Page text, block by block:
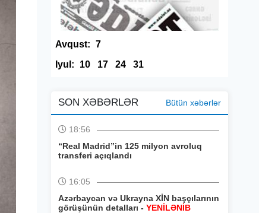
Avqust: 7
Iyul:
10 17 24 31
SON XƏBƏRLƏR Bütün xəbərlər
18:56
“Real Madrid”in 125 milyon avroluq
transferi açıqlandı
16:05
Azərbaycan və Ukrayna XİN başçılarının
görüşünün detalları - YENİLƏNİB